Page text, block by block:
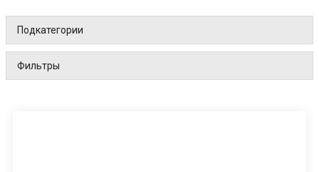
Подкатегории
Фильтры